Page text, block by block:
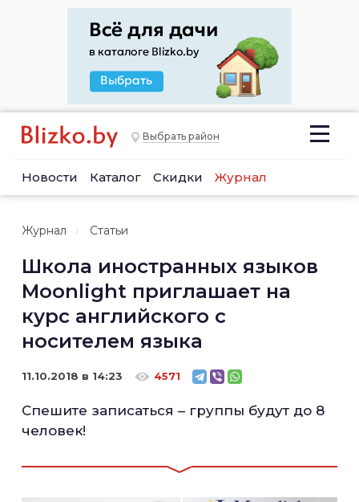
Выбрать район
Новости Каталог Скидки Журнал
Журнал Статьи
Школа иностранных языков
Moonlight приглашает на
курс английского с
носителем языка
11.10.2018 в 14:23 4571
Спешите записаться – группы будут до 8
человек!